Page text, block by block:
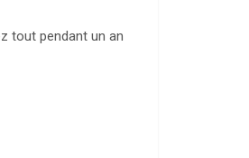
tout pendant un an